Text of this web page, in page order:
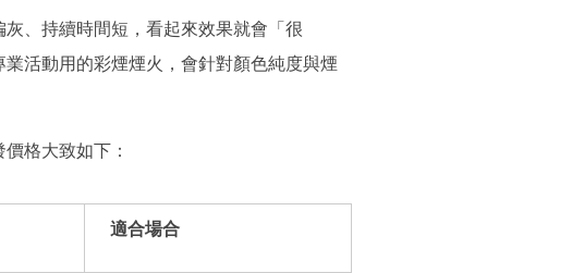
、持續時間短，看起來效果就會「很
活動用的彩煙煙火，會針對顏色純度與煙
格大致如下：
適合場合